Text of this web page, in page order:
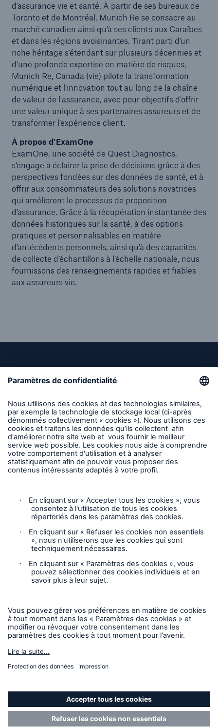
d’assurance vie et santé. À partir de ses bureaux de
Toronto et de Montréal, Munich Re se consacre au
marché canadien ainsi qu’à ses clients aux Caraïbes
et dans les régions avoisinantes. Tirant parti d’un
riche héritage s’étendant sur plusieurs décennies et
d'une profonde expertise en matière de risques,
Munich Re, Canada (vie) pilote la transformation
numérique et l’innovation tout au long de la chaîne
de valeur de l'assurance, avec pour objectifs d’offrir
une valeur unique à ses partenaires assureurs et de
transformer l’expérience client.
À propos d’ExamOne
ExamOne, une société de Quest Diagnostics,
s’engage à éclairer la prise de décisions grâce à des
perspectives fondées sur des données de santé, et à
offrir aux consommateurs des solutions novatrices
qui améliorent le processus de proposition
d’assurance. Grâce à la récupération instantanée des
données historiques sur la santé, à des options
pratiques et personnalisables en matière
d’antécédents personnels, ainsi qu’à des capacités
de collecte d’échantillons à l’échelle nationale, nous
fournissons des renseignements rapides et fiables
aux assureurs vie.
Entreprise
Carrières
Contact
Suivez-nous
Avis de confidentialité
Paramètres des cookies
Carte du site
© 2025 Munich Re, Compagnie de Réassurance